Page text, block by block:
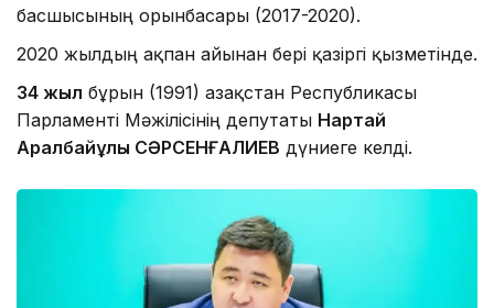
басшысының орынбасары (2017-2020).
2020 жылдың ақпан айынан бері қазіргі қызметінде.
34 жыл бұрын (1991) Қазақстан Республикасы
Парламенті Мәжілісінің депутаты Нартай
Аралбайұлы СӘРСЕНҒАЛИЕВ дүниеге келді.